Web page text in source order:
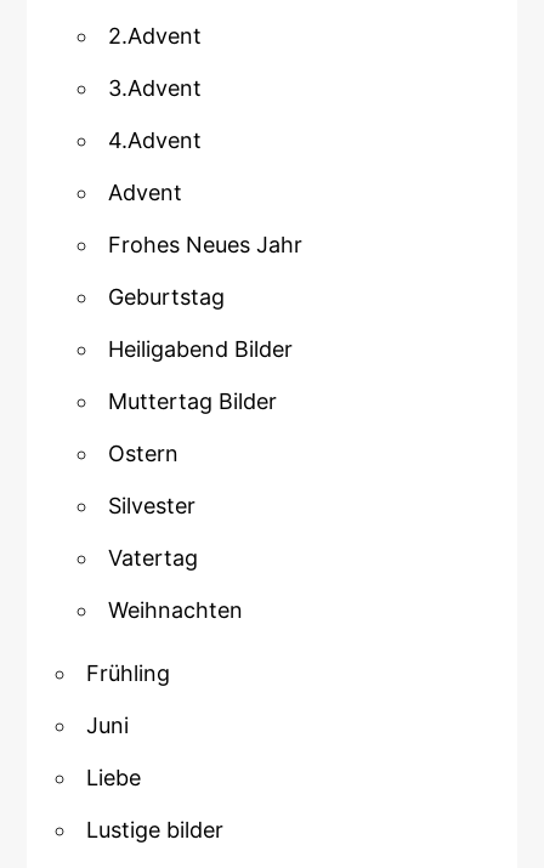
2.Advent
3.Advent
4.Advent
Advent
Frohes Neues Jahr
Geburtstag
Heiligabend Bilder
Muttertag Bilder
Ostern
Silvester
Vatertag
Weihnachten
Frühling
Juni
Liebe
Lustige bilder